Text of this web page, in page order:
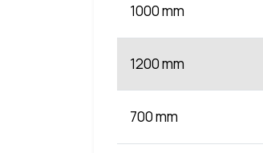
1000 mm
1200 mm
700 mm